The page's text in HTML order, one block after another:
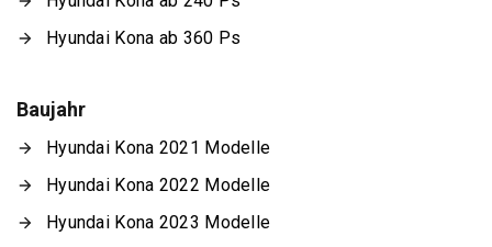
Hyundai Kona ab 360 Ps
Baujahr
Hyundai Kona 2021 Modelle
Hyundai Kona 2022 Modelle
Hyundai Kona 2023 Modelle